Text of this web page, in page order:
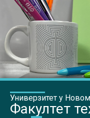
Универзитет у
Факултет